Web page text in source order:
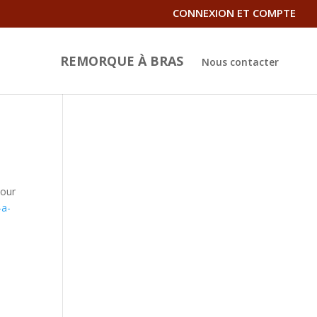
CONNEXION ET COMPTE
REMORQUE À BRAS Nous contacter